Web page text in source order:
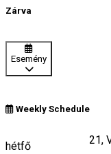
Zárva
Esemény
Weekly Schedule
hétfő
Strada Republicii 21,